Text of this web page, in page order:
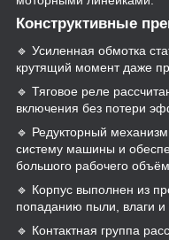
Конструктивные
🔹 Усиленная обмотка
крутящий момент даже
🔹 Тяговое реле
включения без потери
🔹 Редукторный
систему машины и
большого рабочего
🔹 Корпус выполнен из
попаданию пыли, влаги и
🔹 Контактная группа